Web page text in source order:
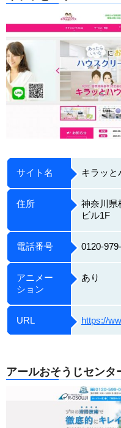
サイト名 キラッと
住所
神奈川県
ビル1F
電話番号 0120-
アニメー
ション
あり
URL https://
アールおそうじセンタ